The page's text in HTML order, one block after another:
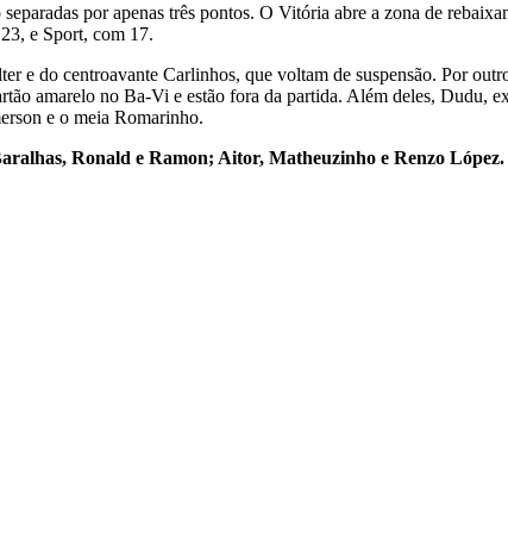
por apenas três pontos. O Vitória abre a zona de
e Sport, com 17.
e do centroavante Carlinhos, que voltam de suspensão. Por
amarelo no Ba-Vi e estão fora da partida. Além deles, Dudu,
e o meia Romarinho.
Ronald e Ramon; Aitor, Matheuzinho e Renzo